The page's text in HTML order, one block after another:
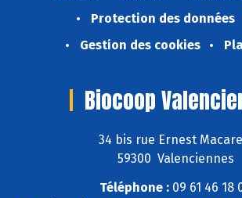
Protection des données
Gestion des cookies
Biocoop
34 bis rue Ernest
59300 Valenciennes
Téléphone : 09 61 46 18